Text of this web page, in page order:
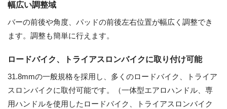
幅広い調整域
バーの前後や角度、パッドの前後左右位置が幅広く調整でき
ます。調整も簡単に行えます。
ロードバイク、トライアスロンバイクに取り付け可能
31.8mmの一般規格を採用し、多くのロードバイク、トライア
スロンバイクに取付可能です。（一体型エアロハンドル、専
用ハンドルを使用したロードバイク、トライアスロンバイク